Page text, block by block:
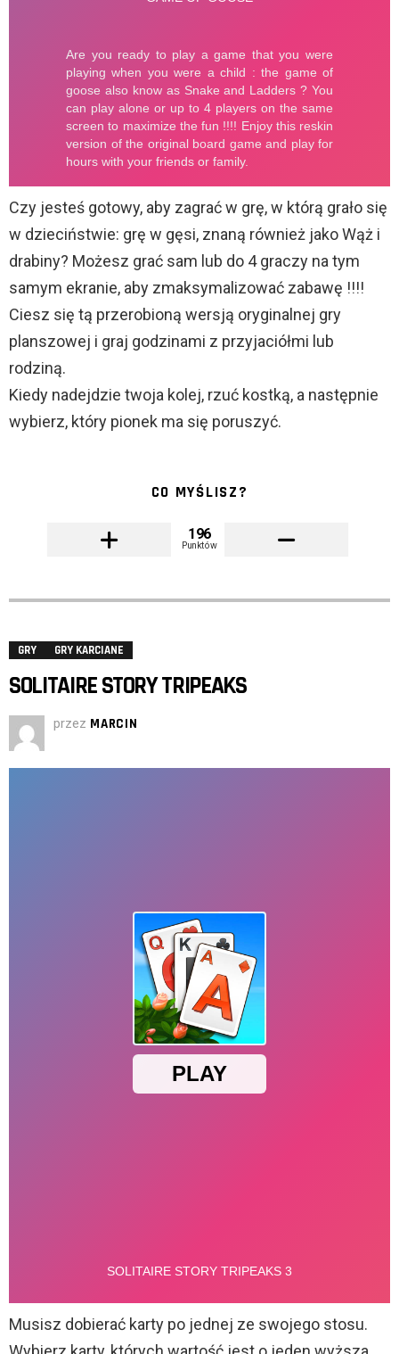
Czy jesteś gotowy, aby zagrać w grę, w którą grało się
w dzieciństwie: grę w gęsi, znaną również jako Wąż i
drabiny? Możesz grać sam lub do 4 graczy na tym
samym ekranie, aby zmaksymalizować zabawę !!!!
Ciesz się tą przerobioną wersją oryginalnej gry
planszowej i graj godzinami z przyjaciółmi lub
rodziną.
Kiedy nadejdzie twoja kolej, rzuć kostką, a następnie
wybierz, który pionek ma się poruszyć.
CO MYŚLISZ?
196
Punktów
GRY GRY KARCIANE
SOLITAIRE STORY TRIPEAKS
przez MARCIN
Musisz dobierać karty po jednej ze swojego stosu.